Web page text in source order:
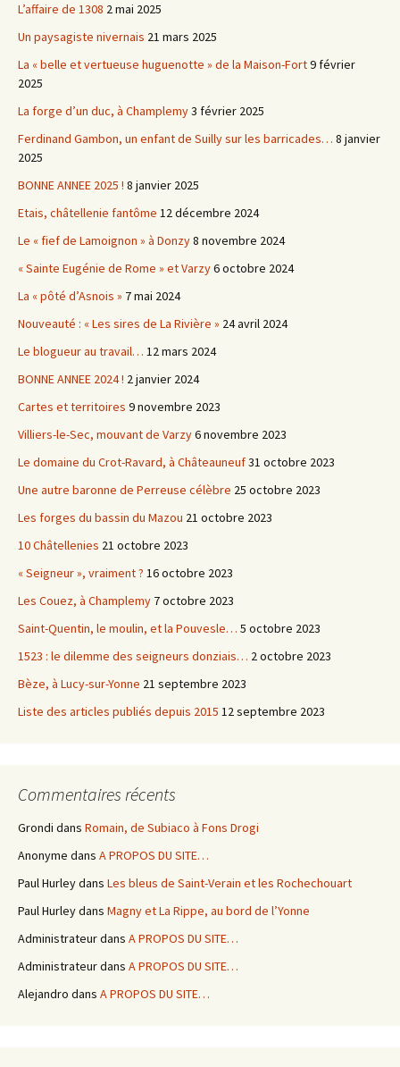
L’affaire de 1308 2 mai 2025
Un paysagiste nivernais 21 mars 2025
La « belle et vertueuse huguenotte » de la Maison-Fort9 février
2025
La forge d’un duc, à Champlemy3 février 2025
Ferdinand Gambon, un enfant de Suilly sur les barricades… 8 janvier
2025
BONNE ANNEE 2025 ! 8 janvier 2025
Etais, châtellenie fantôme 12 décembre 2024
Le « fief de Lamoignon » à Donzy8 novembre 2024
« Sainte Eugénie de Rome » et Varzy6 octobre 2024
La « pôté d’Asnois » 7 mai 2024
Nouveauté : « Les sires de La Rivière » 24 avril 2024
Le blogueur au travail… 12 mars 2024
BONNE ANNEE 2024 ! 2 janvier 2024
Cartes et territoires 9 novembre 2023
Villiers-le-Sec, mouvant de Varzy6 novembre 2023
Le domaine du Crot-Ravard, à Châteauneuf31 octobre 2023
Une autre baronne de Perreuse célèbre 25 octobre 2023
Les forges du bassin du Mazou 21 octobre 2023
10 Châtellenies 21 octobre 2023
« Seigneur », vraiment ? 16 octobre 2023
Les Couez, à Champlemy 7 octobre 2023
Saint-Quentin, le moulin, et la Pouvesle… 5 octobre 2023
1523 : le dilemme des seigneurs donziais… 2 octobre 2023
Bèze, à Lucy-sur-Yonne 21 septembre 2023
Liste des articles publiés depuis 2015 12 septembre 2023
Commentaires récents
Grondi dans Romain, de Subiaco à Fons Drogi
Anonyme dans A PROPOS DU SITE…
Paul Hurleydans Les bleus de Saint-Verain et les Rochechouart
Paul Hurleydans Magny et La Rippe, au bord de l’Yonne
Administrateurdans A PROPOS DU SITE…
Administrateurdans A PROPOS DU SITE…
Alejandro dans A PROPOS DU SITE…